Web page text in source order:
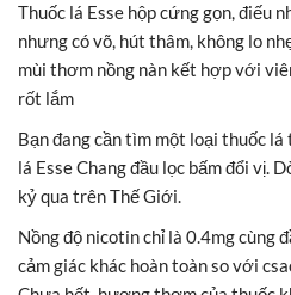
Thuốc lá Esse hộp cứng gọn, điếu
nhưng có võ, hút thâm, không lo
mùi thơm nồng nàn kết hợp với
rốt lắm
Bạn đang cần tìm một loại thuốc
lá Esse Chang đầu lọc bấm đổi vị.
kỷ qua trên Thế Giới.
Nồng độ nicotin chỉ là 0.4mg cùng
cảm giác khác hoàn toàn so với